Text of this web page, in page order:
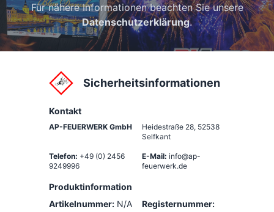
Für nähere Informationen beachten Sie unsere
Datenschutzerklärung.
Sicherheitsinformationen
Kontakt
AP-FEUERWERK GmbH Heidestraße 28, 52538
Selfkant
Telefon: +49 (0) 2456
9249996
E-Mail: info@ap-
feuerwerk.de
Produktinformation
Artikelnummer: N/A
Registernummer: